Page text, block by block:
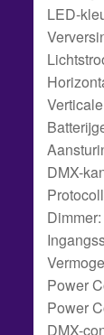
LED-
DMX-
Power
Power
DMX-